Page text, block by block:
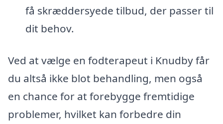
få skræddersyede tilbud, der passer til
dit behov.
Ved at vælge en fodterapeut i Knudby får
du altså ikke blot behandling, men også
en chance for at forebygge fremtidige
problemer, hvilket kan forbedre din